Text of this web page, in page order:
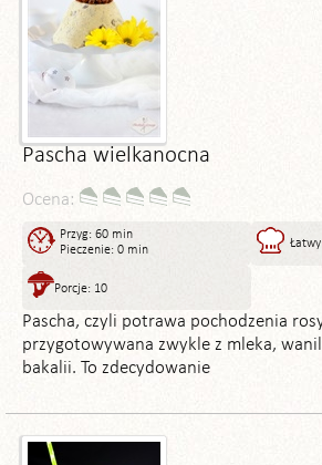
Pascha wielkanocna
Ocena:
Przyg: 60 min
Pieczenie: 0 min
Łatwy
Porcje: 10
Pascha, czyli potrawa pochodzenia
przygotowywana zwykle z mleka,
bakalii. To zdecydowanie